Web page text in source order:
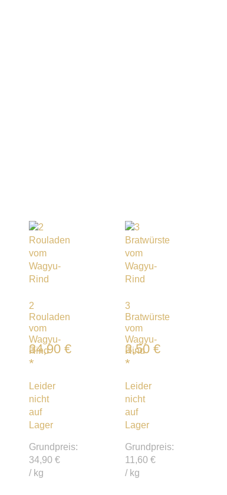
2
Rouladen
vom
Wagyu-
Rind
34,90 €
*
Leider
nicht
auf
Lager
Grundpreis:
34,90 €
/ kg
3
Bratwürste
vom
Wagyu-
Rind
3,50 €
*
Leider
nicht
auf
Lager
Grundpreis:
11,60 €
/ kg